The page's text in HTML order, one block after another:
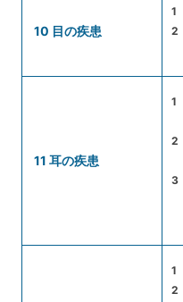
10 目の疾患
11 耳の疾患